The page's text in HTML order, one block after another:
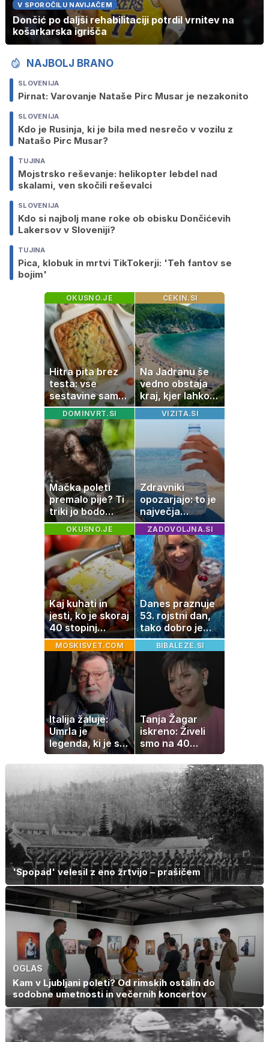
V SPOROČILU NAVIJAČEM
Dončić po daljši rehabilitaciji potrdil vrnitev na
košarkarska igrišča
NAJBOLJ BRANO
SLOVENIJA
Pirnat: Varovanje Nataše Pirc Musar je nezakonito
SLOVENIJA
Kdo je Rusinja, ki je bila med nesrečo v vozilu z
Natašo Pirc Musar?
TUJINA
Mojstrsko reševanje: helikopter lebdel nad
skalami, ven skočili reševalci
SLOVENIJA
Kdo si najbolj mane roke ob obisku Dončićevih
Lakersov v Sloveniji?
TUJINA
Pica, klobuk in mrtvi TikTokerji: 'Teh fantov se
bojim'
OKUSNO.JE
Hitra pita brez
testa: vse
sestavine samo
zmešate in
pečica opravi
ostalo
CEKIN.SI
Na Jadranu še
vedno obstaja
kraj, kjer lahko
dopustujete
poceni:
nastanitev že od
10 evrov, kosilo
za pet evrov
DOMINVRT.SI
Mačka poleti
premalo pije? Ti
triki jo bodo
spodbudili, da
zaužije več vode
VIZITA.SI
Zdravniki
opozarjajo: to je
največja
napaka, ki jo
ljudje delajo med
vročino
OKUSNO.JE
Kaj kuhati in
jesti, ko je skoraj
40 stopinj
Celzija: 5 kosil
brez prižiganja
pečice
ZADOVOLJNA.SI
Danes praznuje
53. rojstni dan,
tako dobro je
videti znana
Slovenka
MOSKISVET.COM
Italija žaluje:
Umrla je
legenda, ki je s
svojimi pesmimi
zaznamovala
Italijo
BIBALEZE.SI
Tanja Žagar
iskreno: Živeli
smo na 40
kvadratih, a
imela sem vse,
kar otrok
potrebuje
'Spopad' velesil z eno žrtvijo – prašičem
OGLAS
Kam v Ljubljani poleti? Od rimskih ostalin do
sodobne umetnosti in večernih koncertov